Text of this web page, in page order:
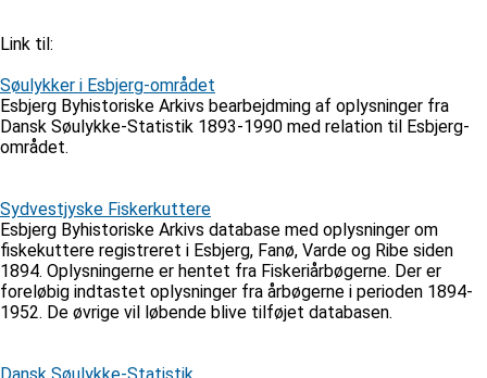
Link til:
Søulykker i Esbjerg-området
Esbjerg Byhistoriske Arkivs bearbejdming af oplysninger fra
Dansk Søulykke-Statistik 1893-1990 med relation til Esbjerg-
området.
Sydvestjyske Fiskerkuttere
Esbjerg Byhistoriske Arkivs database med oplysninger om
fiskekuttere registreret i Esbjerg, Fanø, Varde og Ribe siden
1894. Oplysningerne er hentet fra Fiskeriårbøgerne. Der er
foreløbig indtastet oplysninger fra årbøgerne i perioden 1894-
1952. De øvrige vil løbende blive tilføjet databasen.